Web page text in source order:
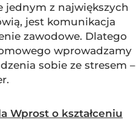
jednym z największych
jest komunikacja
zawodowe. Dlatego
wprowadzamy
sobie ze stresem –
Wprost o kształceniu